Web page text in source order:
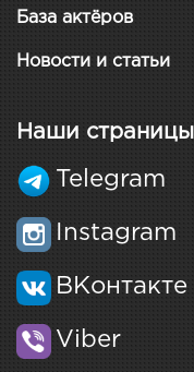
База актёров
Новости и статьи
Наши страницы
Telegram
Instagram
ВКонтакте
Viber